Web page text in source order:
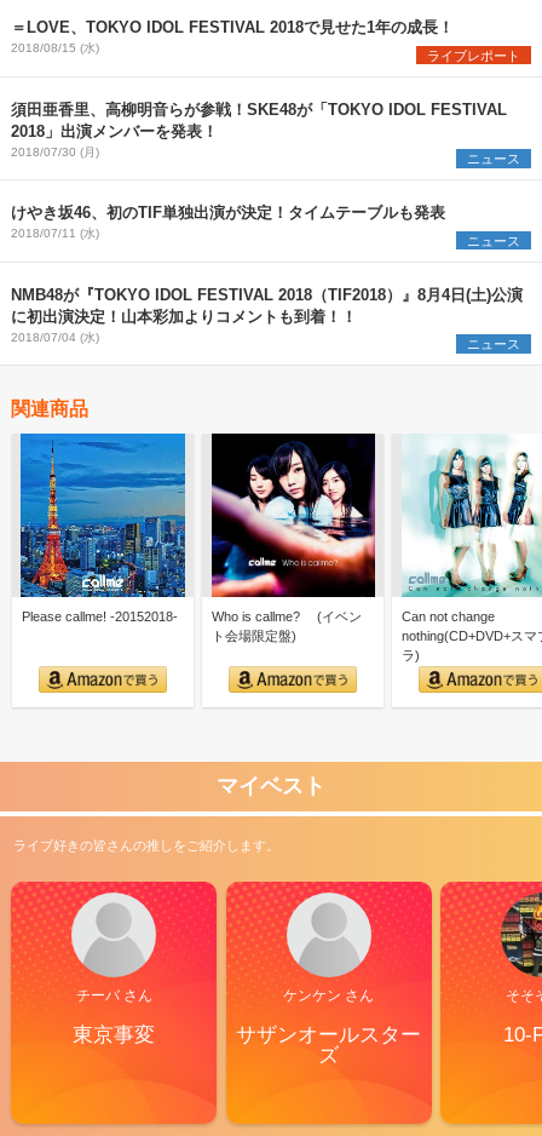
＝LOVE、TOKYO IDOL FESTIVAL 2018で見せた1年の成長！
2018/08/15 (水) ライブレポート
須田亜香里、高柳明音らが参戦！SKE48が「TOKYO IDOL FESTIVAL
2018」出演メンバーを発表！
2018/07/30 (月) ニュース
けやき坂46、初のTIF単独出演が決定！タイムテーブルも発表
2018/07/11 (水) ニュース
NMB48が『TOKYO IDOL FESTIVAL 2018（TIF2018）』8月4日(土)公演
に初出演決定！山本彩加よりコメントも到着！！
2018/07/04 (水) ニュース
関連商品
Please callme! -20152018-
Who is callme? (イベン
ト会場限定盤)
Can not change
nothing(CD+DVD+スマ
ラ)
マイベスト
ライブ好きの皆さんの推しをご紹介します。
チーバ さん
東京事変
ケンケン さん
サザンオールスター
ズ
そそ
10-